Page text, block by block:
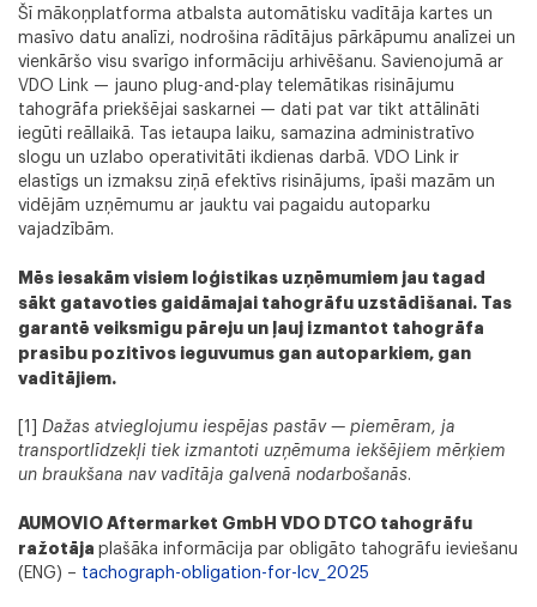
Šī mākoņplatforma atbalsta automātisku vadītāja kartes un
masīvo datu analīzi, nodrošina rādītājus pārkāpumu analīzei un
vienkāršo visu svarīgo informāciju arhivēšanu. Savienojumā ar
VDO Link — jauno plug-and-play telemātikas risinājumu
tahogrāfa priekšējai saskarnei — dati pat var tikt attālināti
iegūti reāllaikā. Tas ietaupa laiku, samazina administratīvo
slogu un uzlabo operativitāti ikdienas darbā. VDO Link ir
elastīgs un izmaksu ziņā efektīvs risinājums, īpaši mazām un
vidējām uzņēmumu ar jauktu vai pagaidu autoparku
vajadzībām.
ChatGPT saka:
Mēs iesakām visiem loģistikas uzņēmumiem jau tagad
sākt gatavoties gaidāmajai tahogrāfu uzstādīšanai. Tas
garantē veiksmīgu pāreju un ļauj izmantot tahogrāfa
prasību pozitīvos ieguvumus gan autoparkiem, gan
vadītājiem.
ChatGPT saka:
[1] Dažas atvieglojumu iespējas pastāv — piemēram, ja
transportlīdzekļi tiek izmantoti uzņēmuma iekšējiem mērķiem
un braukšana nav vadītāja galvenā nodarbošanās.
AUMOVIO Aftermarket GmbH VDO DTCO tahogrāfu
ražotāja plašāka informācija par obligāto tahogrāfu ieviešanu
(ENG) – tachograph-obligation-for-lcv_2025